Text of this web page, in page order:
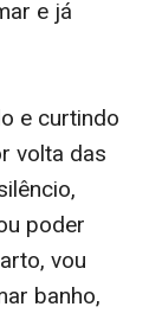
e já
e curtindo
volta das
poder
vou
banho,